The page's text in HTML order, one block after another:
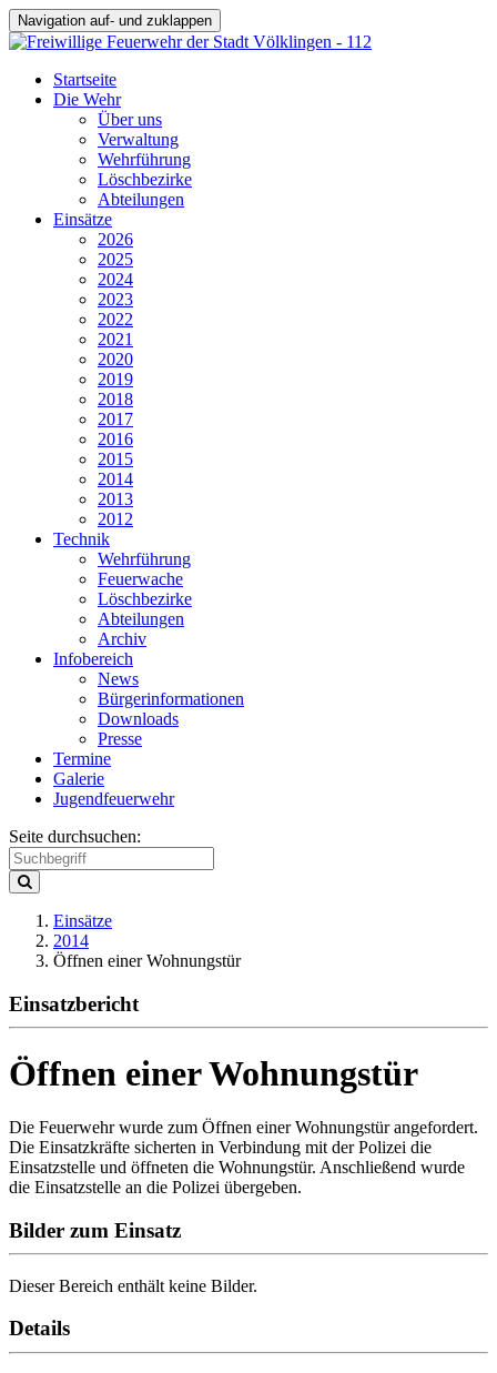
Navigation auf- und zuklappen
Startseite
Die Wehr
Über uns
Verwaltung
Wehrführung
Löschbezirke
Abteilungen
Einsätze
2026
2025
2024
2023
2022
2021
2020
2019
2018
2017
2016
2015
2014
2013
2012
Technik
Wehrführung
Feuerwache
Löschbezirke
Abteilungen
Archiv
Infobereich
News
Bürgerinformationen
Downloads
Presse
Termine
Galerie
Jugendfeuerwehr
Seite durchsuchen:
Einsätze
2014
Öffnen einer Wohnungstür
Einsatzbericht
Öffnen einer Wohnungstür
Die Feuerwehr wurde zum Öffnen einer Wohnungstür angefordert.
Die Einsatzkräfte sicherten in Verbindung mit der Polizei die
Einsatzstelle und öffneten die Wohnungstür. Anschließend wurde
die Einsatzstelle an die Polizei übergeben.
Bilder zum Einsatz
Dieser Bereich enthält keine Bilder.
Details